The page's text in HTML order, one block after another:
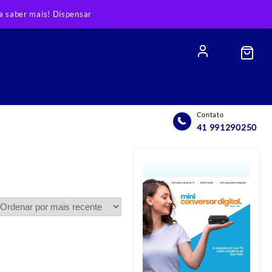
saber mais! Dispensar
Contato
41 991290250